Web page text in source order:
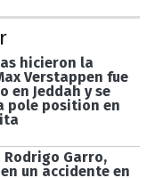
hicieron la
Verstappen fue
en Jeddah y se
pole position en
Garro,
un accidente en